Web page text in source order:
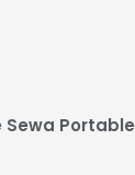
Sewa Portable